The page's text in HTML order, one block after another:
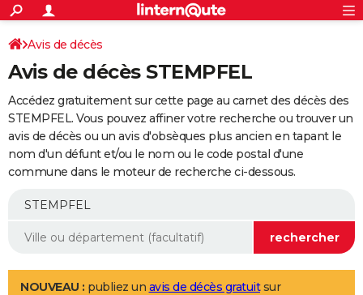
ACTUALITÉS
Politique
Société
Faits Divers
Education
Monde
Villes
+
SPORT
Coupe du monde 2026
Football
Tennis
Cyclisme
Rugby
Forum
Programme TV
TNT
Streaming
Cinéma
Sorties cinéma
Musique
+
FINANCE
Retraite
Epargne
Immobilier
Risques naturels par ville
Banque
Assurance
AUTO
Essais
Réserver un essai
Citadines
Berlines
SUV
Forum auto
+
Mobiles
Meilleur smartphone
Internet
Ordinateurs
Jeux vidéo
Guide high-tech
Aménagement intérieur
LIFESTYLE
Avis de décès
Avis de décès STEMPFEL
Accédez gratuitement sur cette page au carnet des décès des
STEMPFEL. Vous pouvez affiner votre recherche ou trouver un
avis de décès ou un avis d'obsèques plus ancien en tapant le
nom d'un défunt et/ou le nom ou le code postal d'une
commune dans le moteur de recherche ci-dessous.
NOUVEAU : publiez un avis de décès gratuitsur